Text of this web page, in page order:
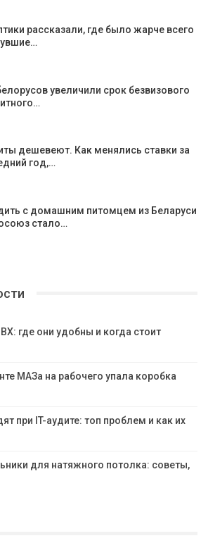
рассказали, где было жарче всего
увеличили срок безвизового
дешевеют. Как менялись ставки за
год,…
с домашним питомцем из Беларуси
стало…
где они удобны и когда стоит
МАЗа на рабочего упала коробка
при IT-аудите: топ проблем и как их
для натяжного потолка: советы,